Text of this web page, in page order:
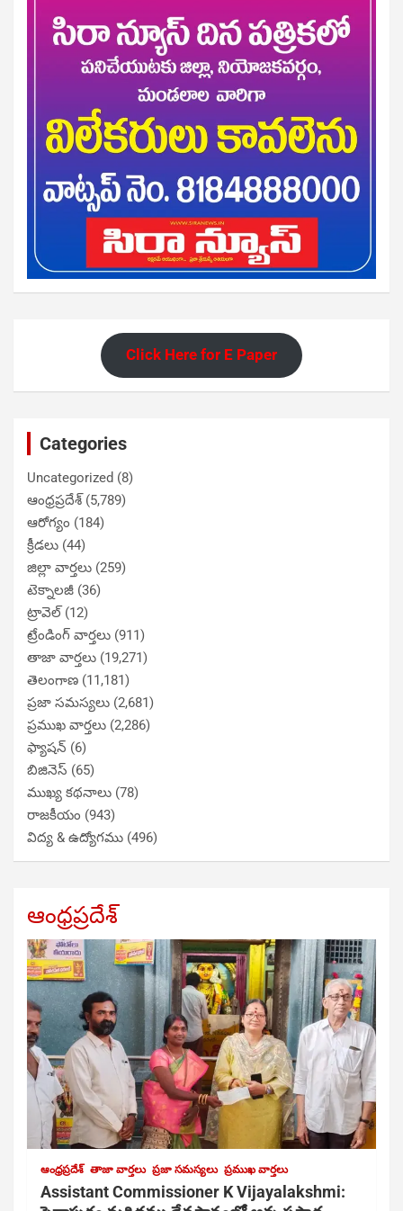
Click Here for E Paper
Categories
Uncategorized (8)
ఆంధ్రప్రదేశ్(5,789)
ఆరోగ్యం (184)
క్రీడలు (44)
జిల్లా వార్తలు (259)
టెక్నాలజీ (36)
ట్రావెల్(12)
ట్రేండింగ్ వార్తలు (911)
తాజా వార్తలు (19,271)
తెలంగాణ (11,181)
ప్రజా సమస్యలు (2,681)
ప్రముఖ వార్తలు (2,286)
ఫ్యాషన్ (6)
బిజినెస్ (65)
ముఖ్య కథనాలు (78)
రాజకీయం (943)
విద్య & ఉద్యోగము (496)
ఆంధ్రప్రదేశ్
ఆంధ్రప్రదేశ్ తాజా వార్తలు ప్రజా సమస్యలు ప్రముఖ వార్తలు
Assistant Commissioner K Vijayalakshmi: